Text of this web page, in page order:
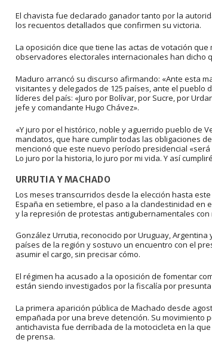
El chavista fue declarado ganador tanto por la
los recuentos detallados que confirmen su victoria.
La oposición dice que tiene las actas de votación
observadores electorales internacionales han dicho
Maduro arrancó su discurso afirmando: «Ante esta
visitantes y delegados de 125 países, ante el pueblo
líderes del país: «Juro por Bolívar, por Sucre, por
jefe y comandante Hugo Chávez».
«Y juro por el histórico, noble y aguerrido pueblo de
mandatos, que hare cumplir todas las obligaciones
mencionó que este nuevo período presidencial
Lo juro por la historia, lo juro por mi vida. Y así
URRUTIA Y MACHADO
Los meses transcurridos desde la elección hasta
España en setiembre, el paso a la clandestinidad en
y la represión de protestas antigubernamentales
González Urrutia, reconocido por Uruguay,
países de la región y sostuvo un encuentro con el
asumir el cargo, sin precisar cómo.
El régimen ha acusado a la oposición de fomentar
están siendo investigados por la fiscalía por
La primera aparición pública de Machado desde
empañada por una breve detención. Su movimiento
antichavista fue derribada de la motocicleta en la
de prensa.